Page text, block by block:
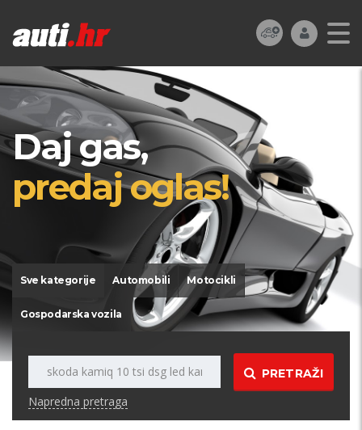
Daj gas,
predaj oglas!
Sve kategorije Automobili Motocikli
Gospodarska vozila
PRETRAŽI
Napredna pretraga